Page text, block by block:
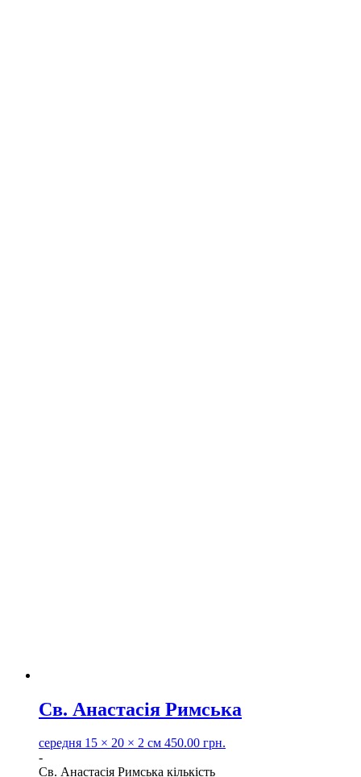
Св. Анастасія Римська
середня 15 × 20 × 2 см 450.00 грн.
-
Св. Анастасія Римська кількість